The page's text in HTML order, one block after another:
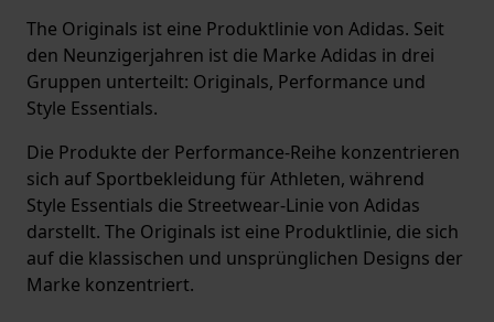
The Originals ist eine Produktlinie von Adidas. Seit
den Neunzigerjahren ist die Marke Adidas in drei
Gruppen unterteilt: Originals, Performance und
Style Essentials.
Die Produkte der Performance-Reihe konzentrieren
sich auf Sportbekleidung für Athleten, während
Style Essentials die Streetwear-Linie von Adidas
darstellt. The Originals ist eine Produktlinie, die sich
auf die klassischen und unsprünglichen Designs der
Marke konzentriert.